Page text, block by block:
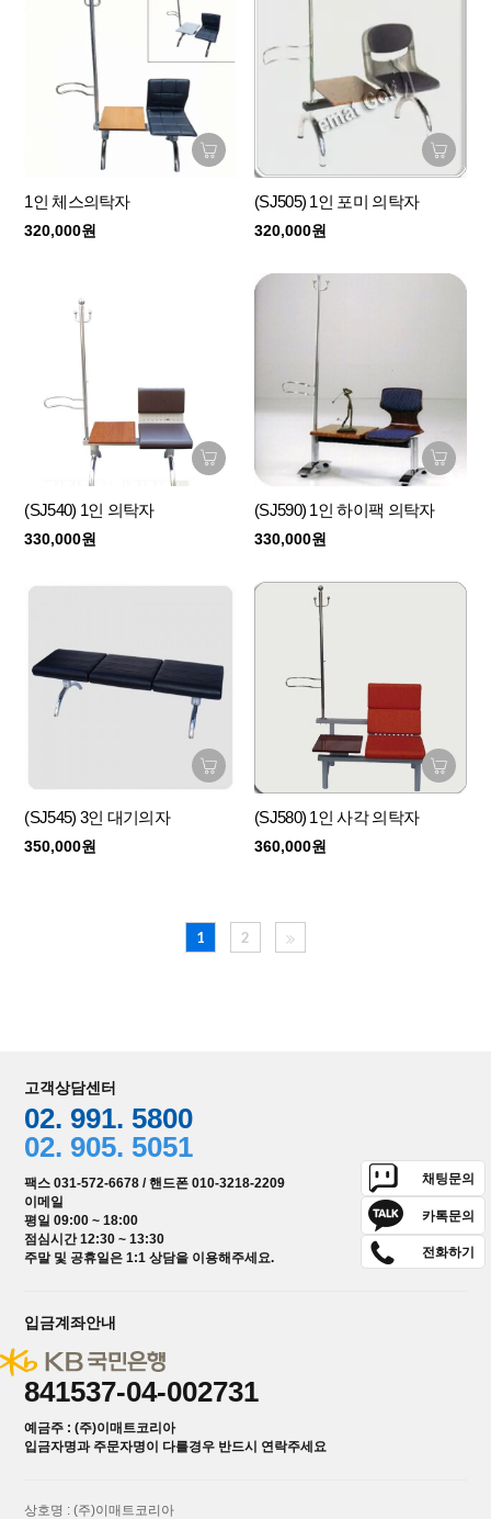
1인 체스의탁자
320,000원
(SJ505) 1인 포미 의탁자
320,000원
(SJ540) 1인 의탁자
330,000원
(SJ590) 1인 하이팩 의탁자
330,000원
(SJ545) 3인 대기의자
350,000원
(SJ580) 1인 사각 의탁자
360,000원
1 2
고객상담센터
02. 991. 5800
02. 905. 5051
팩스 031-572-6678 / 핸드폰 010-3218-2209
이메일
평일 09:00 ~ 18:00
점심시간 12:30 ~ 13:30
주말 및 공휴일은 1:1 상담을 이용해주세요.
채팅문의
카톡문의
전화하기
입금계좌안내
841537-04-002731
예금주 : (주)이매트코리아
입금자명과 주문자명이 다를경우 반드시 연락주세요
상호명 : (주)이매트코리아